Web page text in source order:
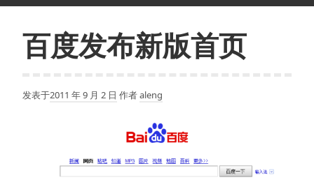
百度发布新版首页
发表于2011 年 9 月 2 日 作者aleng